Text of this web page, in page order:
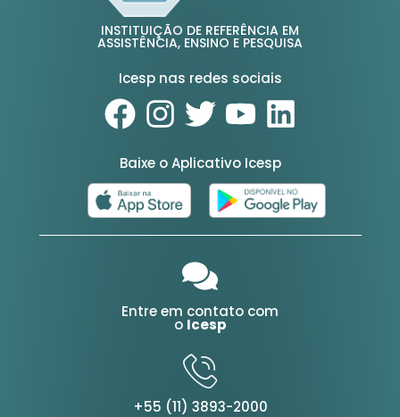
INSTITUIÇÃO DE REFERÊNCIA EM
ASSISTÊNCIA, ENSINO E PESQUISA
Icesp nas redes sociais
Baixe o Aplicativo Icesp
Entre em contato com
o Icesp
+55 (11) 3893-2000